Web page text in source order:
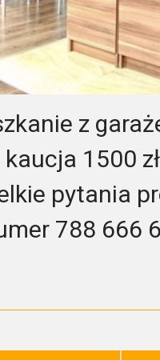
z
kaucja 1500
pytania
788 666